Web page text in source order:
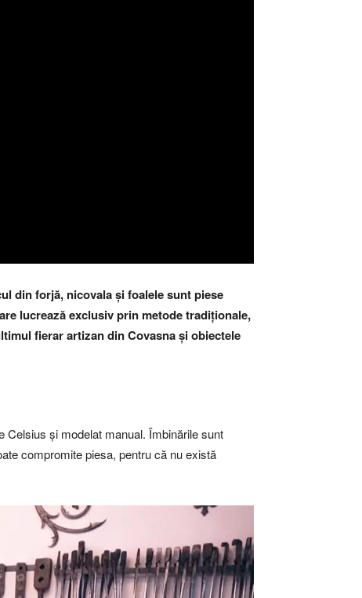
din forjă, nicovala și foalele sunt piese
lucrează exclusiv prin metode tradiționale,
fierar artizan din Covasna și obiectele
Celsius și modelat manual. Îmbinările sunt
compromite piesa, pentru că nu există